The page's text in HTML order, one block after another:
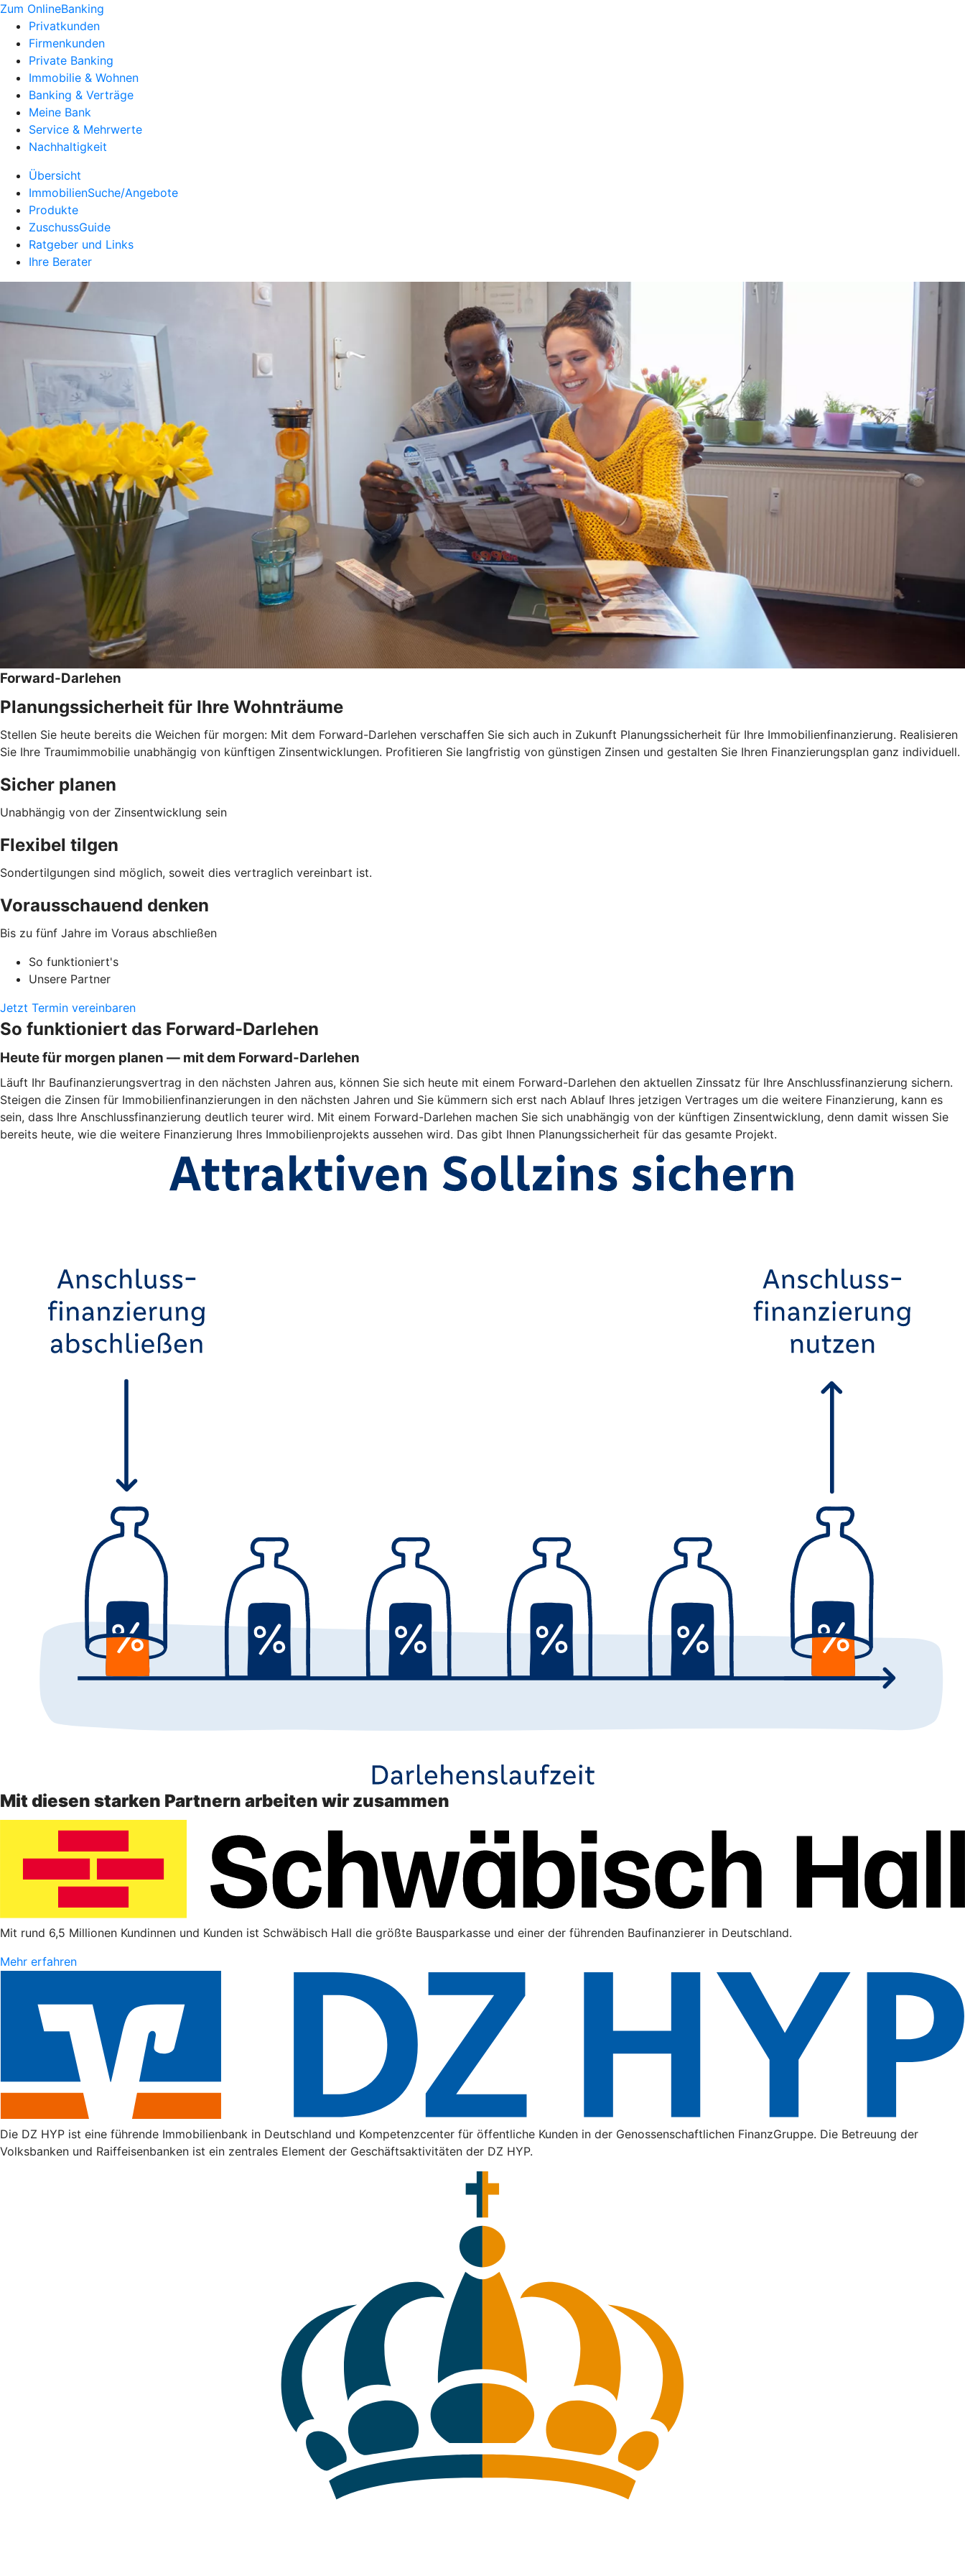
Zum OnlineBanking
Privatkunden
Firmenkunden
Private Banking
Immobilie & Wohnen
Banking & Verträge
Meine Bank
Service & Mehrwerte
Nachhaltigkeit
Übersicht
ImmobilienSuche/Angebote
Produkte
ZuschussGuide
Ratgeber und Links
Ihre Berater
Forward-Darlehen
Planungssicherheit für Ihre Wohnträume
Stellen Sie heute bereits die Weichen für morgen: Mit dem Forward-Darlehen verschaffen Sie sich auch in Zukunft Planungssicherheit für Ihre Immobilienfinanzierung. Realisieren
Sie Ihre Traumimmobilie unabhängig von künftigen Zinsentwicklungen. Profitieren Sie langfristig von günstigen Zinsen und gestalten Sie Ihren Finanzierungsplan ganz individuell.
Sicher planen
Unabhängig von der Zinsentwicklung sein
Flexibel tilgen
Sondertilgungen sind möglich, soweit dies vertraglich vereinbart ist.
Vorausschauend denken
Bis zu fünf Jahre im Voraus abschließen
So funktioniert's
Unsere Partner
Jetzt Termin vereinbaren
So funktioniert das Forward-Darlehen
Heute für morgen planen — mit dem Forward-Darlehen
Läuft Ihr Baufinanzierungsvertrag in den nächsten Jahren aus, können Sie sich heute mit einem Forward-Darlehen den aktuellen Zinssatz für Ihre Anschlussfinanzierung sichern.
Steigen die Zinsen für Immobilienfinanzierungen in den nächsten Jahren und Sie kümmern sich erst nach Ablauf Ihres jetzigen Vertrages um die weitere Finanzierung, kann es
sein, dass Ihre Anschlussfinanzierung deutlich teurer wird. Mit einem Forward-Darlehen machen Sie sich unabhängig von der künftigen Zinsentwicklung, denn damit wissen Sie
bereits heute, wie die weitere Finanzierung Ihres Immobilienprojekts aussehen wird. Das gibt Ihnen Planungssicherheit für das gesamte Projekt.
Mit diesen starken Partnern arbeiten wir zusammen
Mit rund 6,5 Millionen Kundinnen und Kunden ist Schwäbisch Hall die größte Bausparkasse und einer der führenden Baufinanzierer in Deutschland.
Mehr erfahren
Die DZ HYP ist eine führende Immobilienbank in Deutschland und Kompetenzcenter für öffentliche Kunden in der Genossenschaftlichen FinanzGruppe. Die Betreuung der
Volksbanken und Raiffeisenbanken ist ein zentrales Element der Geschäftsaktivitäten der DZ HYP.